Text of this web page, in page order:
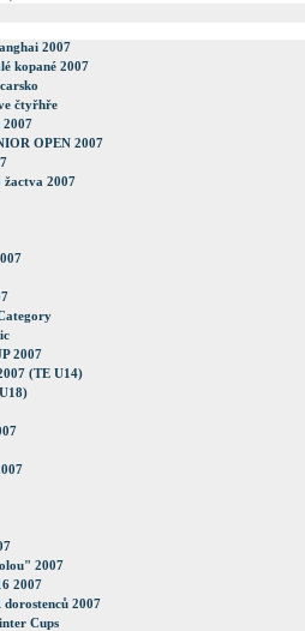
2007
kopané 2007
čtyřhře
2007
OPEN 2007
žactva 2007
2007
(TE U14)
2007
2007
2007
Cups